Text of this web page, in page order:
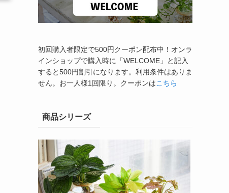
初回購入者限定で500円クーポン配布中！オンラ
インショップで購入時に「WELCOME」と記入
すると500円割引になります。利用条件はありま
せん。お一人様1回限り。クーポンはこちら
商品シリーズ